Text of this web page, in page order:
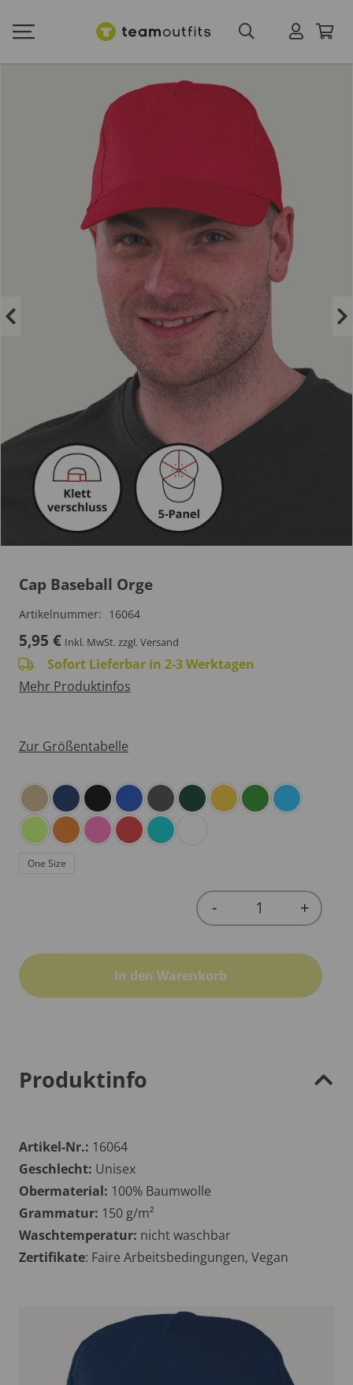
Cap Baseball Orge
Artikelnummer: 16064
5,95 € Inkl. MwSt.zzgl. Versand
Sofort Lieferbar in 2-3 Werktagen
Mehr Produktinfos
Zur Größentabelle
One Size
Quantity
- +
In den Warenkorb
Produktinfo
Artikel-Nr.: 16064
Geschlecht: Unisex
Obermaterial: 100% Baumwolle
Grammatur: 150 g/m²
Waschtemperatur: nicht waschbar
Zertifikate: Faire Arbeitsbedingungen, Vegan